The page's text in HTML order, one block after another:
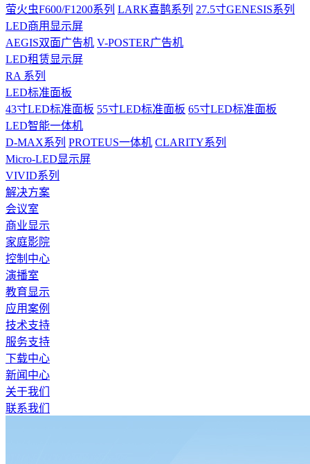
萤火虫F600/F1200系列 LARK喜鹊系列 27.5寸GENESIS系列
LED商用显示屏
AEGIS双面广告机 V-POSTER广告机
LED租赁显示屏
RA 系列
LED标准面板
43寸LED标准面板 55寸LED标准面板 65寸LED标准面板
LED智能一体机
D-MAX系列 PROTEUS一体机 CLARITY系列
Micro-LED显示屏
VIVID系列
解决方案
会议室
商业显示
家庭影院
控制中心
演播室
教育显示
应用案例
技术支持
服务支持
下载中心
新闻中心
关于我们
联系我们